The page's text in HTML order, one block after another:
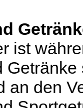
ist
an den